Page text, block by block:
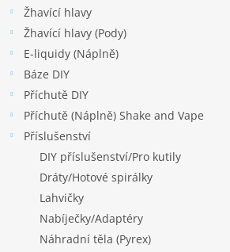
Žhavící hlavy
Žhavící hlavy (Pody)
E-liquidy (Náplně)
Báze DIY
Příchutě DIY
Příchutě (Náplně) Shake and Vape
Příslušenství
DIY příslušenství/Pro kutily
Dráty/Hotové spirálky
Lahvičky
Nabíječky/Adaptéry
Náhradní těla (Pyrex)